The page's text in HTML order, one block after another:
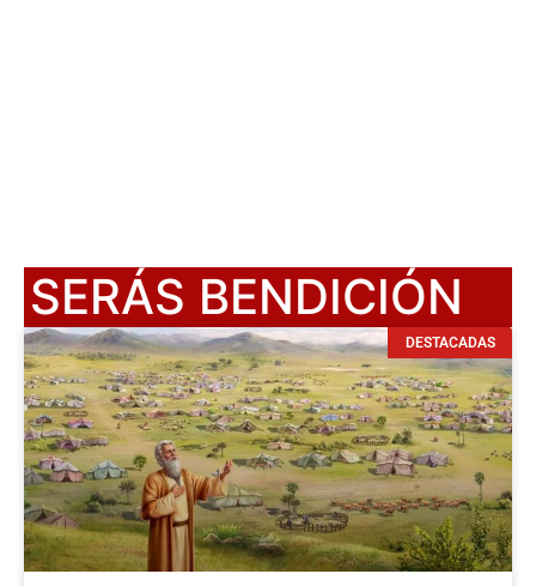
SERÁS BENDICIÓN
DESTACADAS